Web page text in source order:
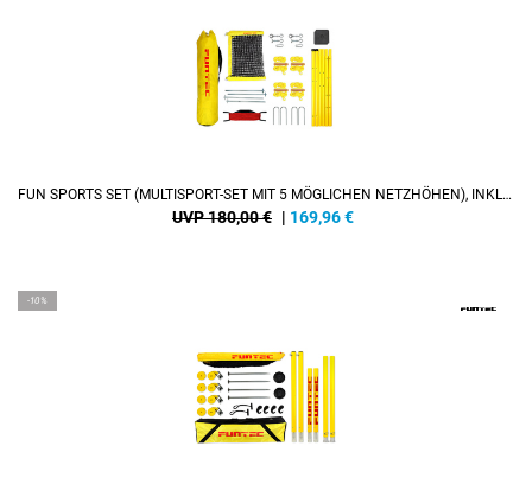
FUN SPORTS SET (MULTISPORT-SET MIT 5 MÖGLICHEN NETZHÖHEN), INKL. SPIELFELDMARKIERUNG
UVP 180,00 € | 169,96€
-10%